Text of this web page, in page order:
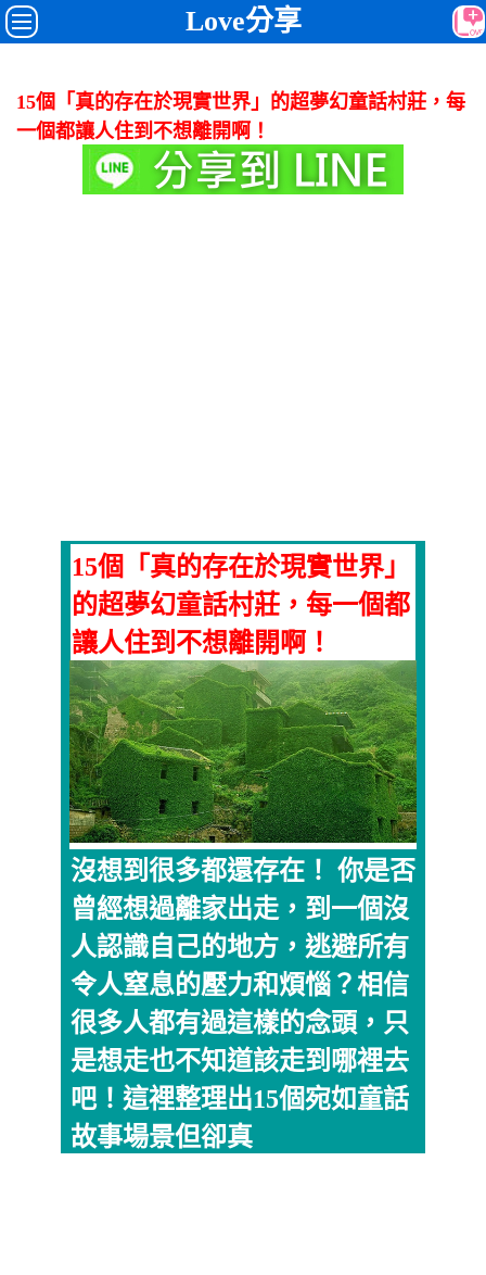
Love分享
15個「真的存在於現實世界」的超夢幻童話村莊，每
一個都讓人住到不想離開啊！
15個「真的存在於現實世界」
的超夢幻童話村莊，每一個都
讓人住到不想離開啊！
沒想到很多都還存在！ 你是否
曾經想過離家出走，到一個沒
人認識自己的地方，逃避所有
令人窒息的壓力和煩惱？相信
很多人都有過這樣的念頭，只
是想走也不知道該走到哪裡去
吧！這裡整理出15個宛如童話
故事場景但卻真